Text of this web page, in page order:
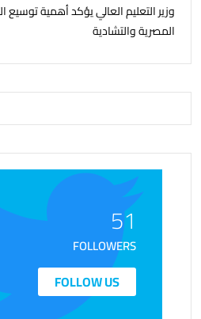
وزير التعليم العالي يؤكد أهمية توسيع
المصرية والتشادية
51
FOLLOWERS
FOLLOW US